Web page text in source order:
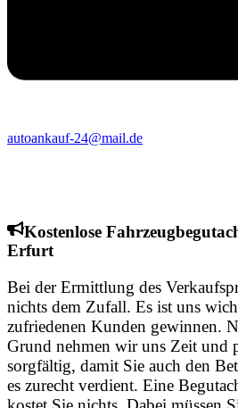
autoankauf-24@mail.de
Kostenlose
Erfurt
Bei der Ermittlung des
nichts dem Zufall. Es ist uns
zufriedenen Kunden gewinnen.
Grund nehmen wir uns Zeit und
sorgfältig, damit Sie auch den
es zurecht verdient. Eine